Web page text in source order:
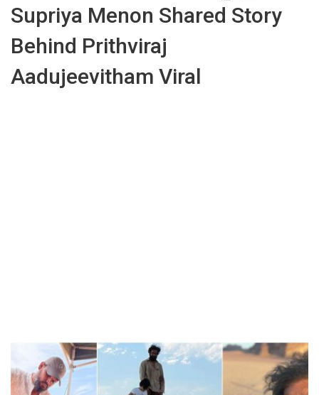
Supriya Menon Shared Story
Behind Prithviraj
Aadujeevitham Viral